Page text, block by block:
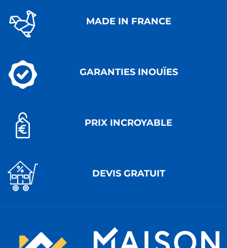
MADE IN FRANCE
GARANTIES INOUÏES
PRIX INCROYABLE
DEVIS GRATUIT